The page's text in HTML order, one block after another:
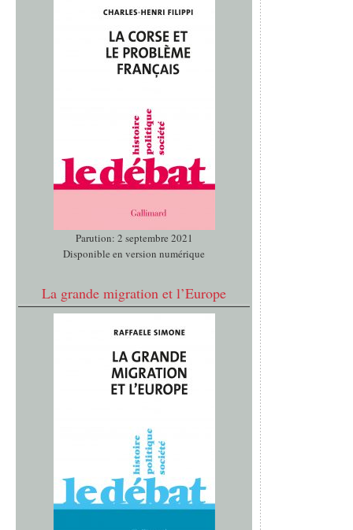
Parution: 2 septembre 2021
Disponible en version numérique
La grande migration et l’Europe